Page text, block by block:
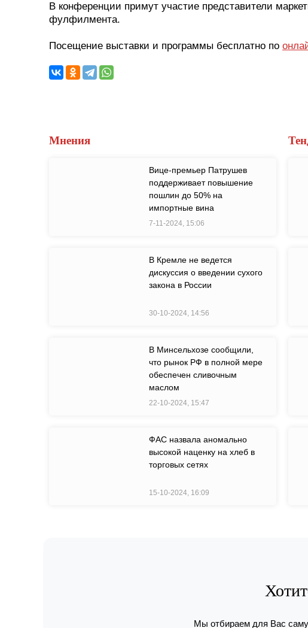
В конференции примут участие представители
фулфилмента.
Посещение выставки и программы бесплатно по
Мнения
Вице-премьер Патрушев
поддерживает повышение
пошлин до 50% на
импортные вина
7-11-2024, 15:06
В Кремле не ведется
дискуссия о введении сухого
закона в России
30-10-2024, 14:56
В Минсельхозе сообщили,
что рынок РФ в полной мере
обеспечен сливочным
маслом
22-10-2024, 15:47
ФАС назвала аномально
высокой наценку на хлеб в
торговых сетях
15-10-2024, 16:09
Мы отбираем для Вас